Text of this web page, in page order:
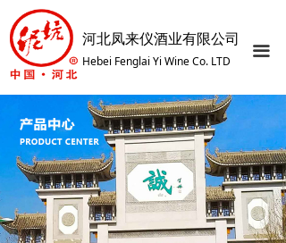
河北凤来仪酒业有限公司
Hebei Fenglai Yi Wine Co. LTD
끀
网站首页
关于我们
产品中心
企业文化
发展历程
荣誉资质